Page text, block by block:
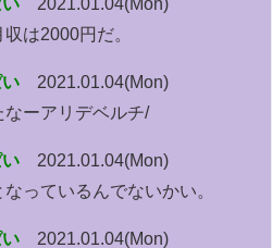
は2000円だ。
2021.01.04(Mon)
ーアリデベルチ/
2021.01.04(Mon)
っているんでないかい。
2021.01.04(Mon)